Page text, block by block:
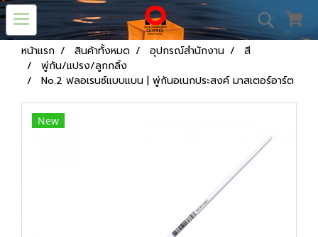
หน้าแรก สินค้าทั้งหมด อุปกรณ์สำนักงาน
สี
พู่กัน/แปรง/ลูกกลิ้ง
No.2 ฟลอเรนซ์แบบแบน | พู่กันอเนกประสงค์ มาสเตอร์อาร์ต
New